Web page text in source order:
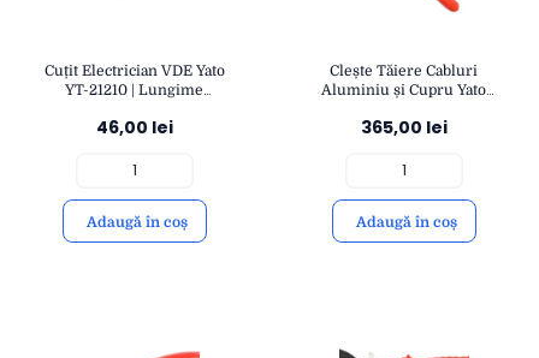
Cuțit Electrician VDE Yato
YT-21210 | Lungime
1000V | Tăiere Precizie și
46,00 lei
Adaugă în coș
Clește Tăiere Cabluri
Aluminiu și Cupru Yato
380mm | Grosime Cablu
365,00 lei
Adaugă în coș